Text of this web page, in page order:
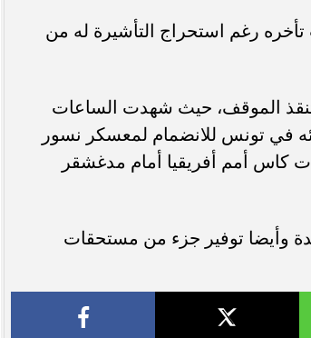
رغم استحراج التأشيرة له من
الموقف، حيث شهدت الساعات
في تونس للانضمام لمعسكر نسور
كاس أمم أفريقيا أمام مدغشقر
وأيضا توفير جزء من مستحقات